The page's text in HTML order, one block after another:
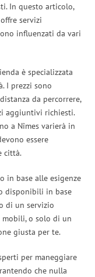
In questo articolo,
servizi
influenzati da vari
è specializzata
I prezzi sono
da percorrere,
aggiuntivi richiesti.
a Nîmes varierà in
essere
città.
in base alle esigenze
disponibili in base
di un servizio
o solo di un
giusta per te.
per maneggiare
che nulla